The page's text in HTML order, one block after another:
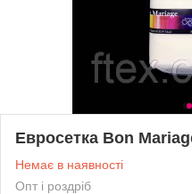
Евросетка Bon
Немає в наявності
Опт і роздріб